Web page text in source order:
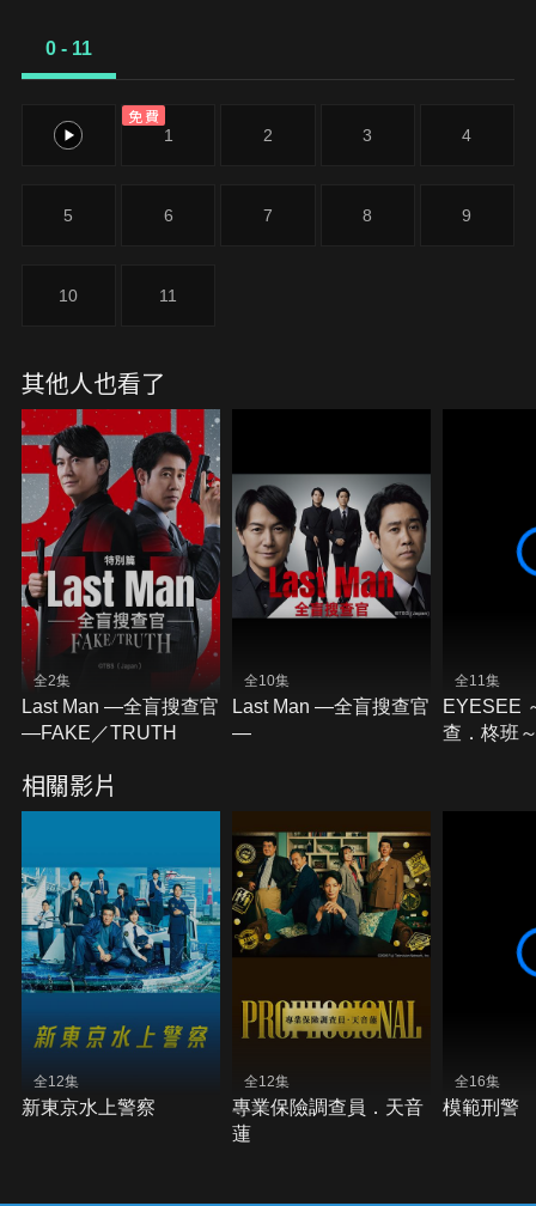
門戶。與他搭檔的，是擅長識破謊言的心理學專家高
0 - 11
0
免費
1 2 3 4
5 6 7 8 9
10 11
其他人也看了
全2集
Last Man —全盲搜查官
—FAKE／TRUTH
全10集
Last Man —全盲搜查官
—
全11集
EYESEE
查．柊班
相關影片
全12集
新東京水上警察
全12集
專業保險調查員．天音
蓮
全16集
模範刑警